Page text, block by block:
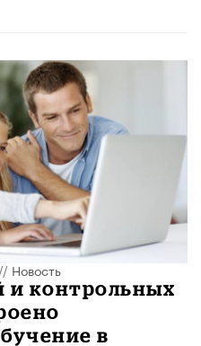
// Новость
и контрольных
в